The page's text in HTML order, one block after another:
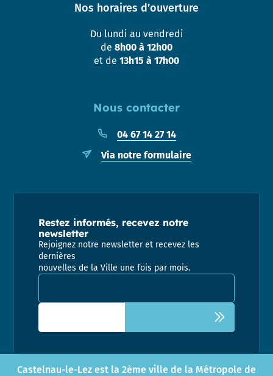
Nous contacter
04 67 14 27 14
Via notre formulaire
Nos horaires d’ouverture
Du lundi au vendredi
de 8h00 à 12h00
et de 13h15 à 17h00
Restez informés, recevez notre
newsletter
Rejoignez notre newsletter et recevez les
dernières
nouvelles de la Ville une fois par mois.
Adresse email pour la newsletter
Castelnau-le-Lez est la 2ème ville de la Métropole de